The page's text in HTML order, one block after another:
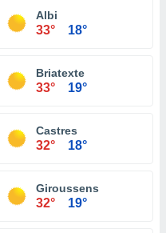
Albi
33° 18°
Briatexte
33° 19°
Castres
32° 18°
Giroussens
32° 19°